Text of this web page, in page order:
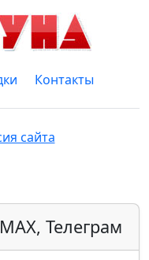
Контакты
сайта
MAX, Телеграм